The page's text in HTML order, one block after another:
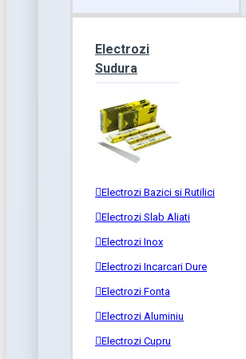
Electrozi
Sudura
Electrozi Bazici si Rutilici
Electrozi Slab Aliati
Electrozi Inox
Electrozi Incarcari Dure
Electrozi Fonta
Electrozi Aluminiu
Electrozi Cupru